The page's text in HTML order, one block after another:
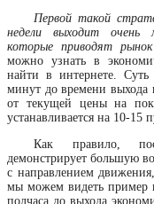
Первой такой
недели выходит очень
которые приводят
можно узнать в
найти в интернете.
минут до времени выхода
от текущей цены на
устанавливается на 10-15
Как правило,
демонстрирует большую
с направлением
мы можем видеть пример
полчаса до выхода